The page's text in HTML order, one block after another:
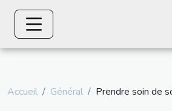
Accueil Général Prendre soin de